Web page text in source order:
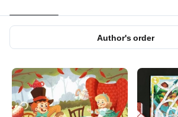
Author's order